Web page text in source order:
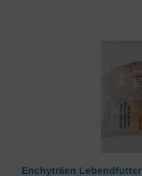
Enchyträen Lebendfutter